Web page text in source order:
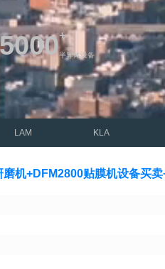
+
半导体设备
LAM KLA
机+DFM2800贴膜机设备买